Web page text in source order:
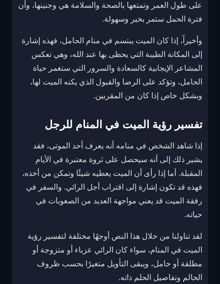
على طول العمر وتمتعها بالصحة والسلامة هي وجنينها، وأن
فترة الحمل ستمر بخير وسهولة.
وأخيراً، إذا كان الميت يبتسم في منام الحامل، فهذه إشارة
إلى المكانة الطيبة التي يحظى بها عند الله، وهي تعكس
المشاعر الإيجابية كالسعادة والسرور التي ستغمر حياة
الحامل، وتؤكد على الرضا والقبول الذي يكنه الميت لها،
وبشكل خاص إذا كان من المقربين.
تفسير رؤية الميت في المنام للرجل
إذا شاهد الشخص في منامه أنه يعرف أحد الموتى، فقد
يشير ذلك إلى أنه سيحصل على ثروة معتبرة في الأيام
المقبلة. أما إذا رأى أن الميت يعطيه شيئًا وتمكن من أخذه،
فهذه قد تكون إشارة إلى اقتراب أجل الرائي. والسفر في
رفقة الميت قد يعني مواجهة العديد من الصعوبات في
حياته.
لقد تناولنا من خلال هذا النص أوجهًا مختلفة لتفسير رؤية
الميت في المنام، سواء كان الرائي عزباء أو متزوجة أو
مطلقة أو حامل، ويبقى التأويل متغيرًا بحسب ظروف
الحالم وتفاصيل الحلم ذاته.